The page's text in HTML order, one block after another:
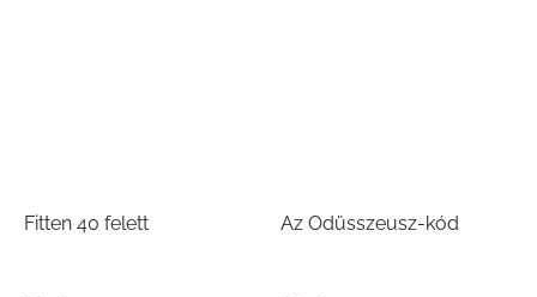
Fitten 40 felett Az Odüsszeusz-kód